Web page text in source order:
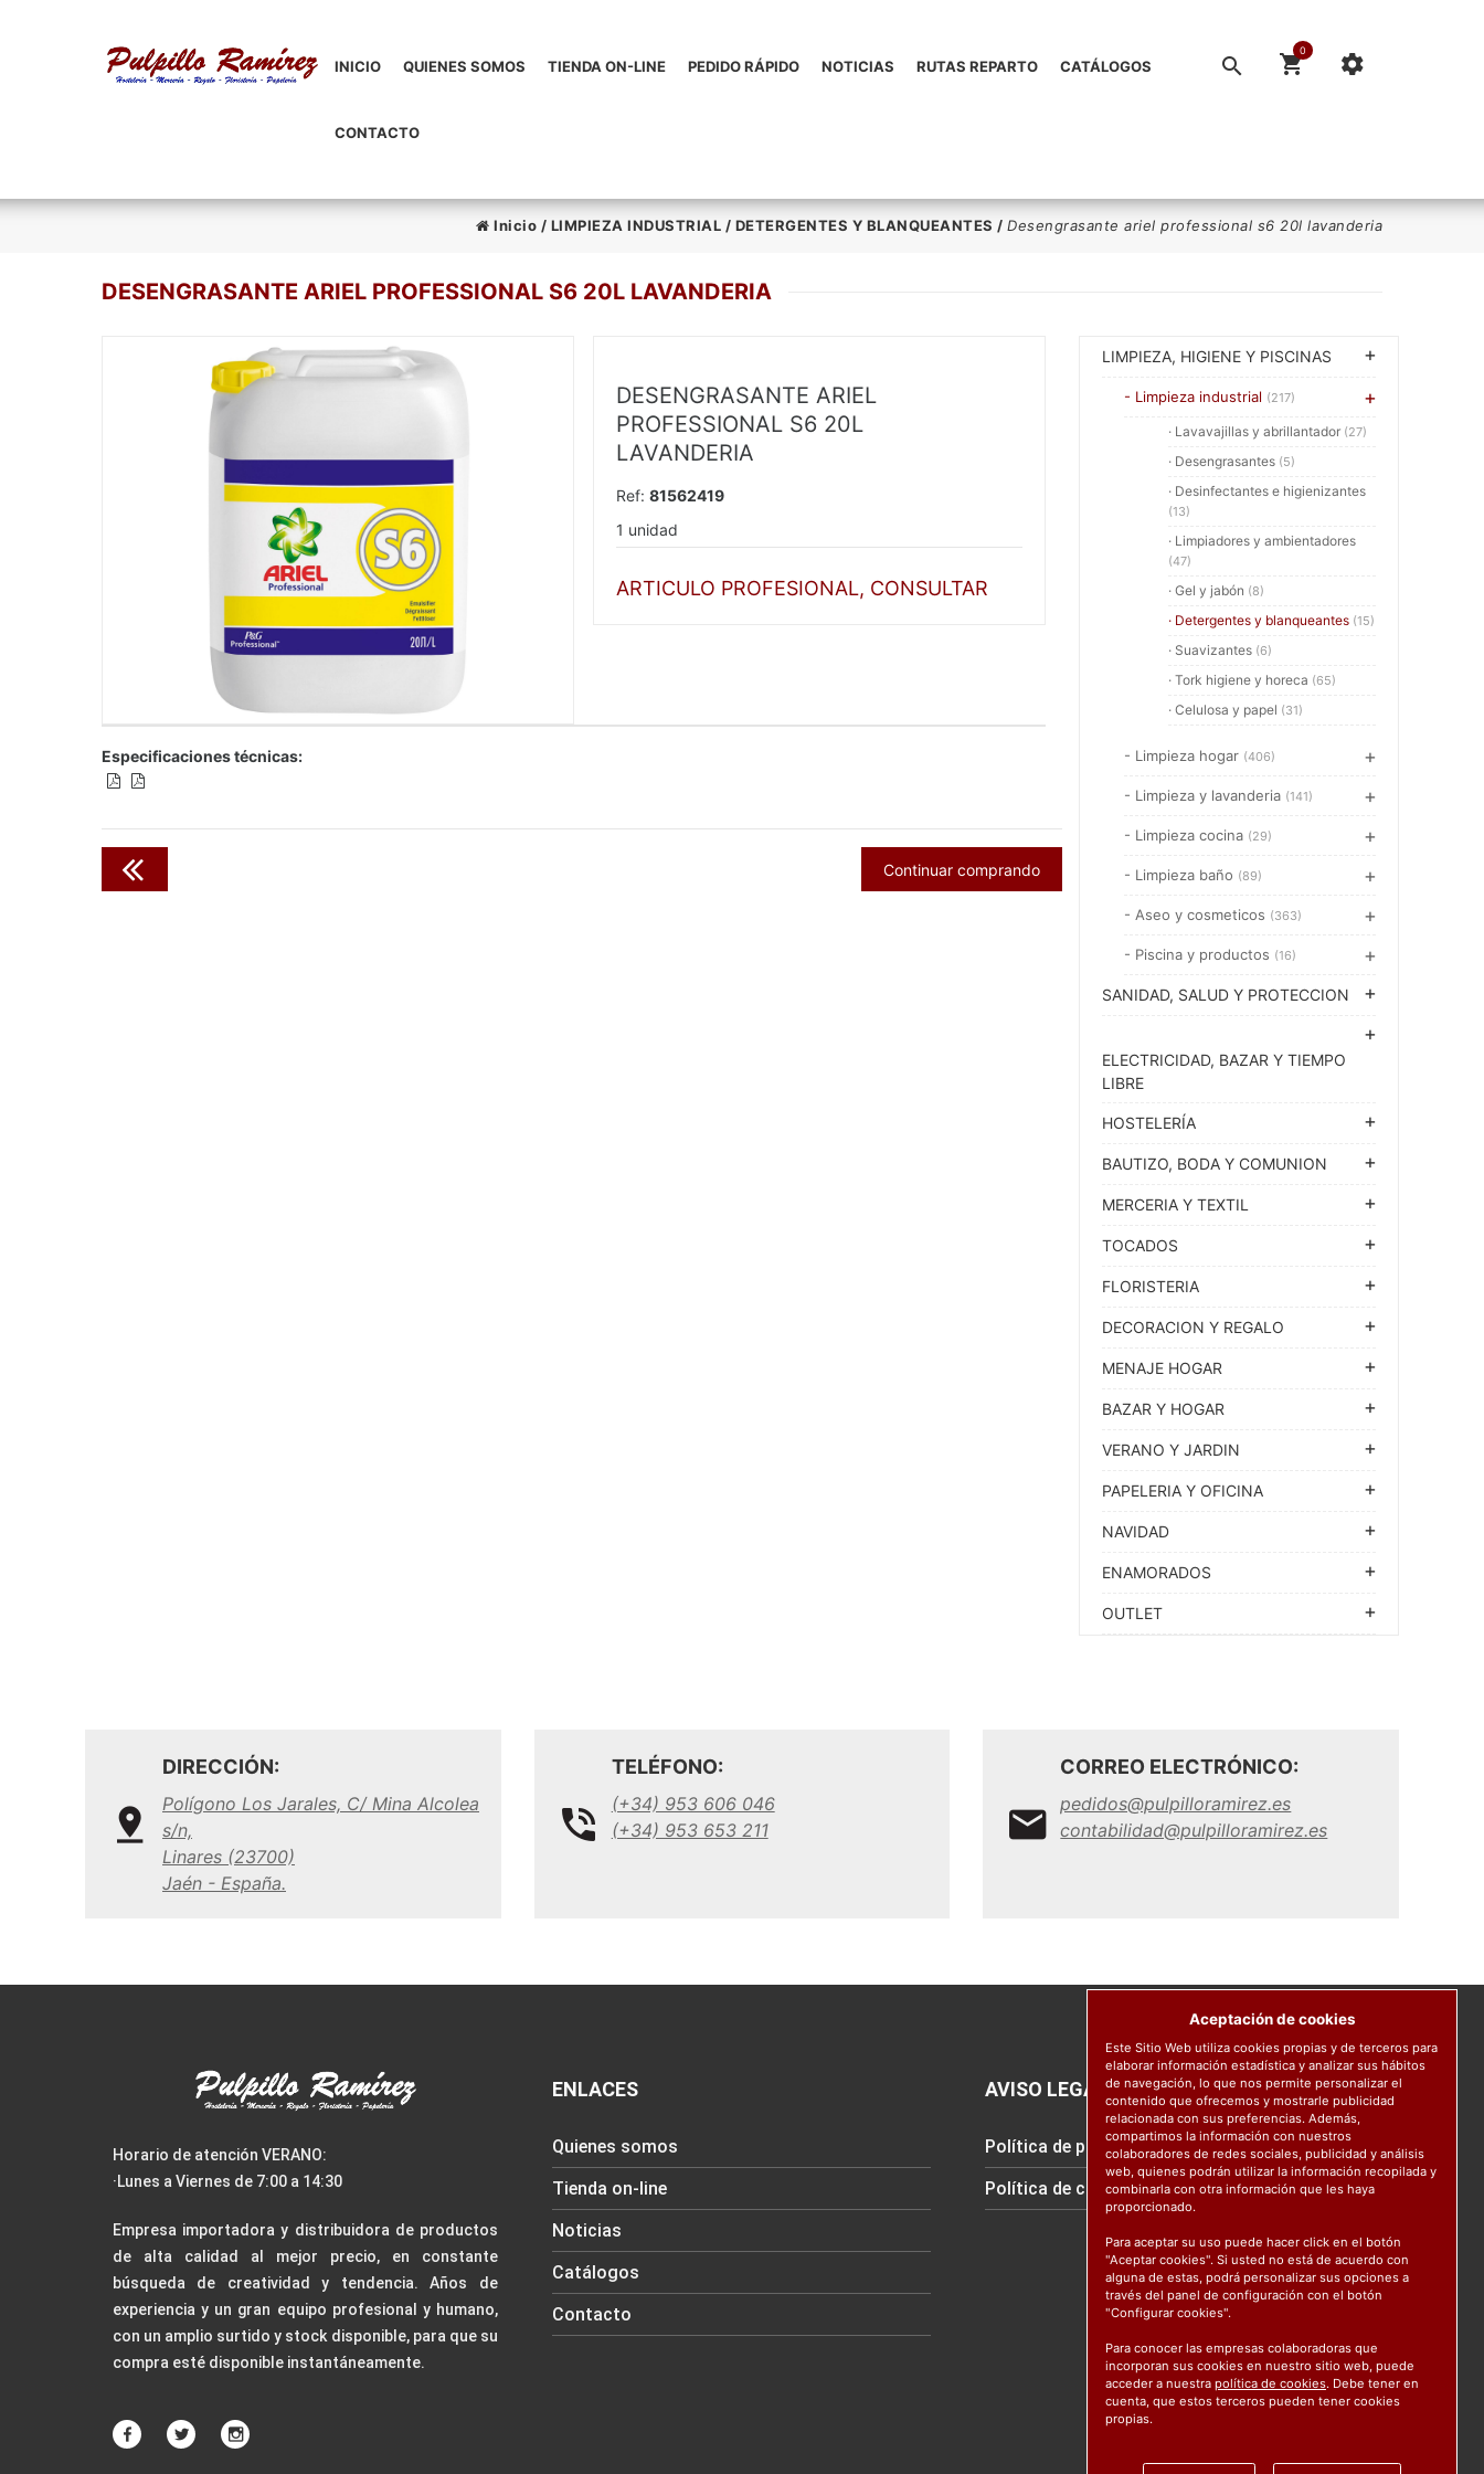
0
INICIO QUIENES SOMOS TIENDA ON-LINE PEDIDO RÁPIDO NOTICIAS RUTAS REPARTO CATÁLOGOS
CONTACTO
Inicio / LIMPIEZA INDUSTRIAL / DETERGENTES Y BLANQUEANTES / Desengrasante ariel professional s6 20l lavanderia
DESENGRASANTE ARIEL PROFESSIONAL S6 20L LAVANDERIA
LIMPIEZA, HIGIENE Y PISCINAS
- Limpieza industrial (217)
· Lavavajillas y abrillantador (27)
· Desengrasantes (5)
· Desinfectantes e higienizantes
(13)
· Limpiadores y ambientadores
(47)
· Gel y jabón (8)
· Detergentes y blanqueantes (15)
· Suavizantes (6)
· Tork higiene y horeca (65)
· Celulosa y papel (31)
- Limpieza hogar (406)
- Limpieza y lavanderia (141)
- Limpieza cocina (29)
- Limpieza baño (89)
- Aseo y cosmeticos (363)
- Piscina y productos (16)
SANIDAD, SALUD Y PROTECCION
ELECTRICIDAD, BAZAR Y TIEMPO
LIBRE
HOSTELERÍA
BAUTIZO, BODA Y COMUNION
MERCERIA Y TEXTIL
TOCADOS
FLORISTERIA
DECORACION Y REGALO
MENAJE HOGAR
BAZAR Y HOGAR
VERANO Y JARDIN
PAPELERIA Y OFICINA
NAVIDAD
ENAMORADOS
OUTLET
DESENGRASANTE ARIEL
PROFESSIONAL S6 20L
LAVANDERIA
Ref: 81562419
1 unidad
ARTICULO PROFESIONAL, CONSULTAR
Especificaciones técnicas:
Continuar comprando
DIRECCIÓN:
Polígono Los Jarales, C/ Mina Alcolea
s/n,
Linares (23700)
Jaén - España.
TELÉFONO:
(+34) 953 606 046
(+34) 953 653 211
CORREO ELECTRÓNICO:
pedidos@pulpilloramirez.es
contabilidad@pulpilloramirez.es
Horario de atención VERANO:
·Lunes a Viernes de 7:00 a 14:30
Empresa importadora y distribuidora de productos
de alta calidad al mejor precio, en constante
búsqueda de creatividad y tendencia. Años de
experiencia y un gran equipo profesional y humano,
con un amplio surtido y stock disponible, para que su
compra esté disponible instantáneamente.
ENLACES
Quienes somos
Tienda on-line
Noticias
Catálogos
Contacto
AVISO LEGAL
Política de protección de datos
Política de cookies
Aceptación de cookies
Este Sitio Web utiliza cookies propias y de terceros para
elaborar información estadística y analizar sus hábitos
de navegación, lo que nos permite personalizar el
contenido que ofrecemos y mostrarle publicidad
relacionada con sus preferencias. Además,
compartimos la información con nuestros
colaboradores de redes sociales, publicidad y análisis
web, quienes podrán utilizar la información recopilada y
combinarla con otra información que les haya
proporcionado.
Para aceptar su uso puede hacer click en el botón
"Aceptar cookies". Si usted no está de acuerdo con
alguna de estas, podrá personalizar sus opciones a
través del panel de configuración con el botón
"Configurar cookies".
Para conocer las empresas colaboradoras que
incorporan sus cookies en nuestro sitio web, puede
acceder a nuestra política de cookies. Debe tener en
cuenta, que estos terceros pueden tener cookies
propias.